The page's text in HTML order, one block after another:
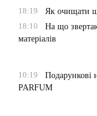
18:19
Як очищати
18:10
На що
матеріалів
10:19
Подарункові
PARFUM